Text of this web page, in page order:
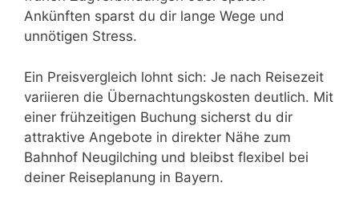
Ankünften sparst du dir lange Wege und
unnötigen Stress.
Ein Preisvergleich lohnt sich: Je nach Reisezeit
variieren die Übernachtungskosten deutlich. Mit
einer frühzeitigen Buchung sicherst du dir
attraktive Angebote in direkter Nähe zum
Bahnhof Neugilching und bleibst flexibel bei
deiner Reiseplanung in Bayern.